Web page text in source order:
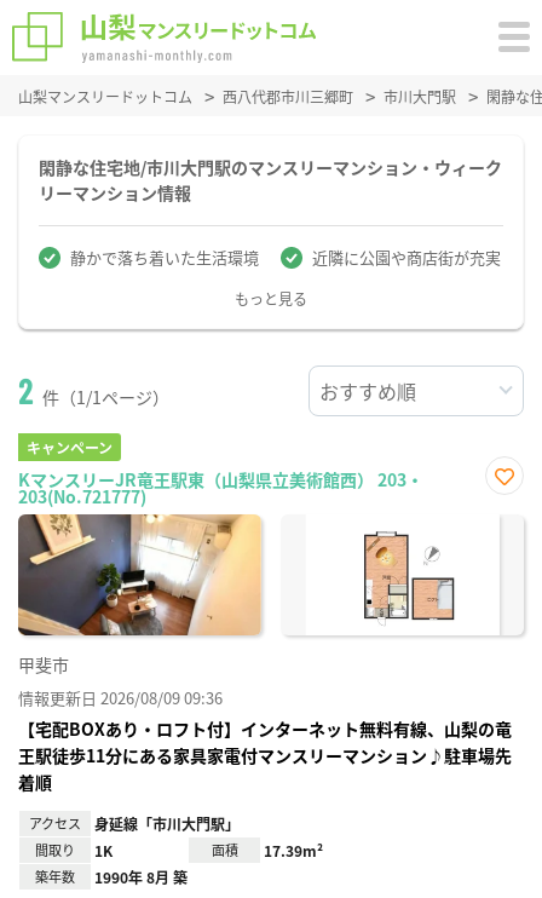
山梨マンスリードットコム 西八代郡市川三郷町 市川大門駅 閑静な
閑静な住宅地/市川大門駅のマンスリーマンション・ウィーク
リーマンション情報
静かで落ち着いた生活環境 近隣に公園や商店街が充実
もっと見る
2 件（1/1ページ）
キャンペーン
KマンスリーJR竜王駅東（山梨県立美術館西） 203・
203(No.721777)
に入
甲斐市
情報更新日 2026/08/09 09:36
【宅配BOXあり・ロフト付】インターネット無料有線、山梨の竜
王駅徒歩11分にある家具家電付マンスリーマンション♪駐車場先
着順
アクセス 身延線「市川大門駅」
間取り 1K 面積 17.39m²
築年数 1990年 8月 築